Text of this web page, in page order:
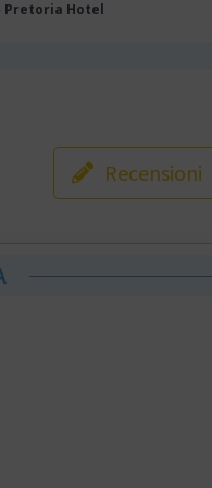
Pretoria Hotel
Recensioni